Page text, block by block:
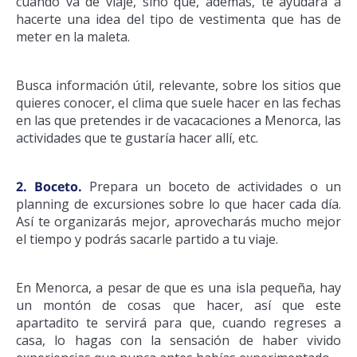
hacerte una idea del tipo de vestimenta que has de
meter en la maleta.
Busca información útil, relevante, sobre los sitios que
quieres conocer, el clima que suele hacer en las fechas
en las que pretendes ir de vacacaciones a Menorca, las
actividades que te gustaría hacer allí, etc.
2. Boceto. Prepara un boceto de actividades o un
planning de excursiones sobre lo que hacer cada día.
Así te organizarás mejor, aprovecharás mucho mejor
el tiempo y podrás sacarle partido a tu viaje.
En Menorca, a pesar de que es una isla pequeña, hay
un montón de cosas que hacer, así que este
apartadito te servirá para que, cuando regreses a
casa, lo hagas con la sensación de haber vivido